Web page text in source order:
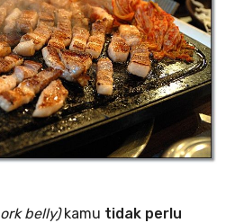
belly)kamu tidak perlu